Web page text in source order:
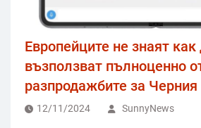
Европейците не знаят как
възползват пълноценно
разпродажбите за
12/11/2024 SunnyNews